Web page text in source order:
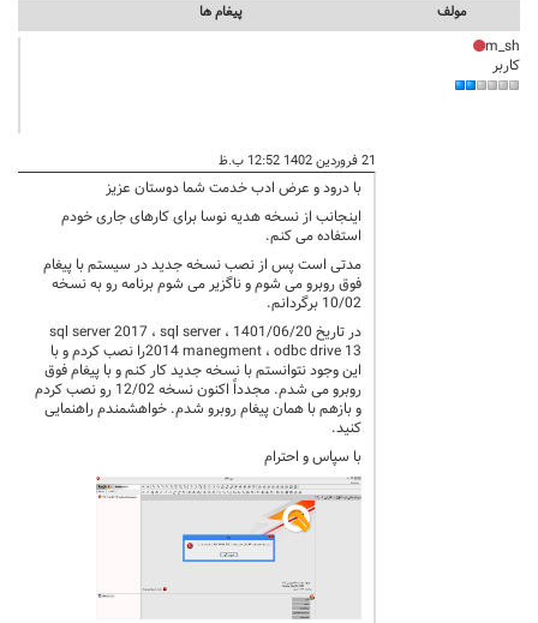
مولف پيغام ها
m_sh
کاربر
21 فروردین 1402 12:52 ب.ظ
با درود و عرض ادب خدمت شما دوستان عزیز
اینجانب از نسخه هدیه نوسا برای کارهای جاری خودم
استفاده می کنم.
مدتی است پس از نصب نسخه جدید در سیستم با پیغام
فوق روبرو می شوم و ناگزیر می شوم برنامه رو به نسخه
10/02 برگردانم.
در تاریخ 1401/06/20 ، sql server 2017 ، sql server
2014 manegment ، odbc drive 13را نصب کردم و با
این وجود نتوانستم با نسخه جدید کار کنم و با پیغام فوق
روبرو می شدم. مجدداً اکنون نسخه 12/02 رو نصب کردم
و بازهم با همان پیغام روبرو شدم. خواهشمندم راهنمایی
کنید.
با سپاس و احترام